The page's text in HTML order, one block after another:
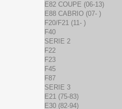
E82 COUPE (06-13)
E88 CABRIO (07- )
F20/F21 (11- )
F40
SERIE 2
F22
F23
F45
F87
SERIE 3
E21 (75-83)
E30 (82-94)